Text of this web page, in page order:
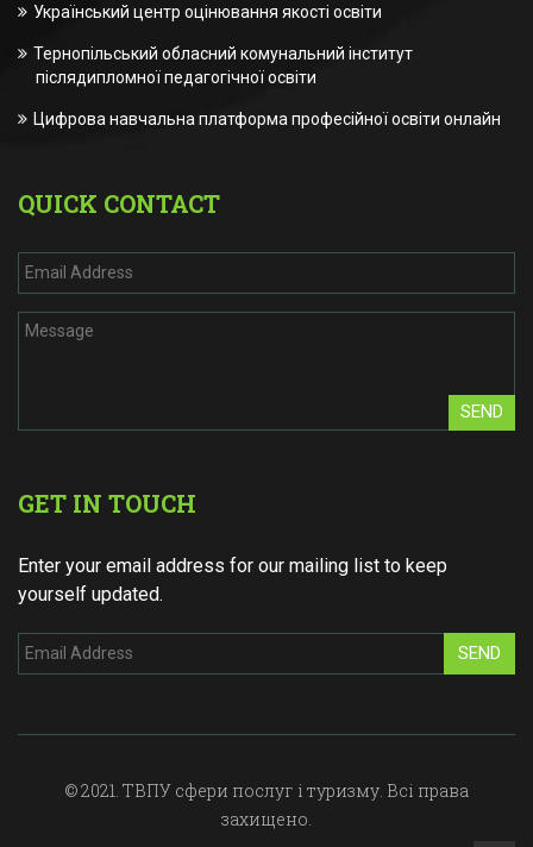
Український центр оцінювання якості освіти
Тернопільський обласний комунальний інститут
післядипломної педагогічної освіти
Цифрова навчальна платформа професійної освіти онлайн
QUICK CONTACT
SEND
GET IN TOUCH
Enter your email address for our mailing list to keep
yourself updated.
SEND
© 2021. ТВПУ сфери послуг і туризму. Всі права
захищено.